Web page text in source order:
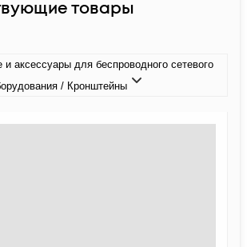
товары
аксессуары для беспроводного сетевого
/ Кронштейны